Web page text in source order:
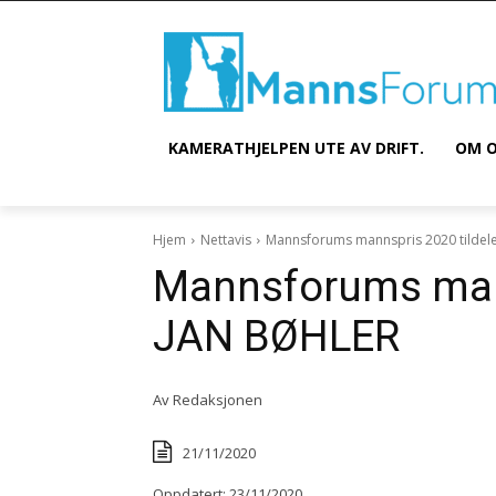
KAMERATHJELPEN UTE AV DRIFT. OM
Hjem Nettavis Mannsforums mannspris 2020
Mannsforums
JAN BØHLER
AvRedaksjonen
21/11/2020